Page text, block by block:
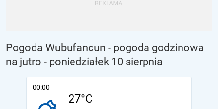
Pogoda Wubufancun - pogoda godzinowa
na jutro - poniedziałek 10 sierpnia
00:00
27°C